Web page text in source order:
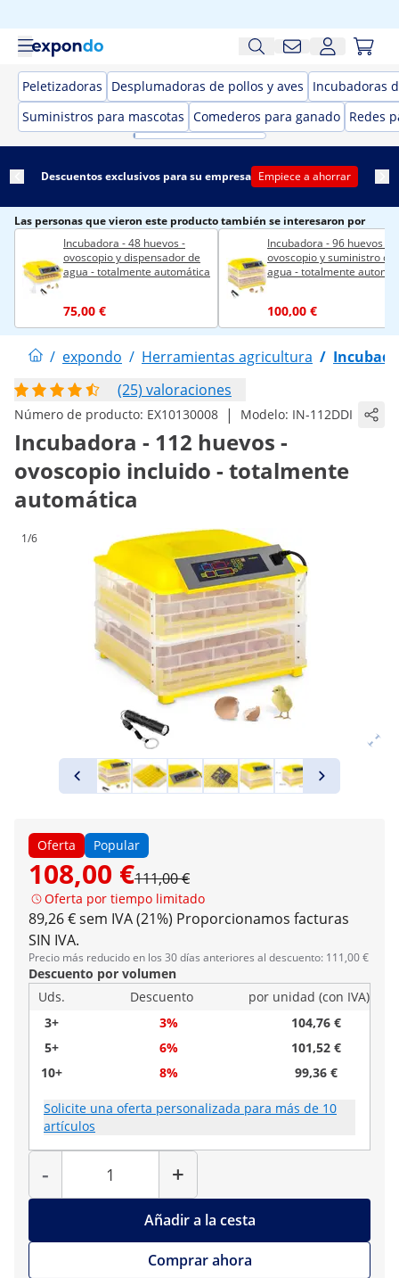
Peletizadoras Desplumadoras de pollos y aves
Incubadoras
Suministros para mascotas Comederos para ganado Redes
Descuentos exclusivos para su empresa Empiece a ahorrar
Las personas que vieron este producto también se interesaron por
Incubadora - 48 huevos -
ovoscopio y dispensador de
agua - totalmente automática
75,00 €
Incubadora - 96 huevos -
ovoscopio y suministro de
agua - totalmente
100,00 €
/ expondo / Herramientas agricultura /
(25) valoraciones
Número de producto: EX10130008 | Modelo: IN-112DDI
Incubadora - 112 huevos -
ovoscopio incluido - totalmente
automática
1/6
Oferta Popular
108,00 €111,00 €
Oferta por tiempo limitado
89,26 € sem IVA (21%) Proporcionamos facturas
SIN IVA.
Precio más reducido en los 30 días anteriores al descuento: 111,00 €
Descuento por volumen
Uds.
Descuento
por unidad (con IVA)
3+
3%
104,76 €
5+
6%
101,52 €
10+
8% 99,36 €
Solicite una oferta personalizada para más de 10
artículos
-
Cantidad
+
Añadir a la cesta
Comprar ahora